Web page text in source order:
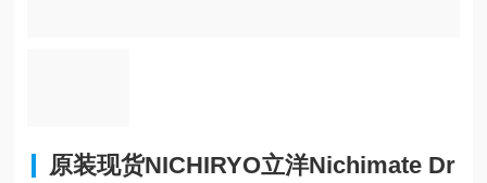
原装现货NICHIRYO立洋Nichimate Dr